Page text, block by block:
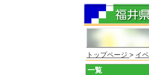
トップページ > イ
一覧